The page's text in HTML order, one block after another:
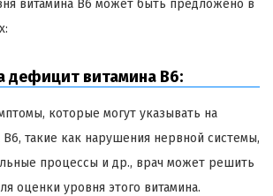
витамина B6 может быть предложено в
дефицит витамина B6:
которые могут указывать на
такие как нарушения нервной системы,
процессы и др., врач может решить
оценки уровня этого витамина.